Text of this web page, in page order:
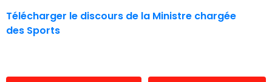
Télécharger le discours de la Ministre chargée
des Sports